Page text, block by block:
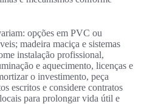
opções em PVC ou
madeira maciça e sistemas
instalação profissional,
e aquecimento, licenças e
o investimento, peça
escritos e considere contratos
para prolongar vida útil e